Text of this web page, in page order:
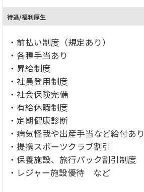
待遇/福利厚生
・前払い制度（規定あり）
・各種手当あり
・昇給制度
・社員登用制度
・社会保険完備
・有給休暇制度
・定期健康診断
・病気怪我や出産手当など給付あり
・提携スポーツクラブ割引
・保養施設、旅行パック割引制度
・レジャー施設優待 など